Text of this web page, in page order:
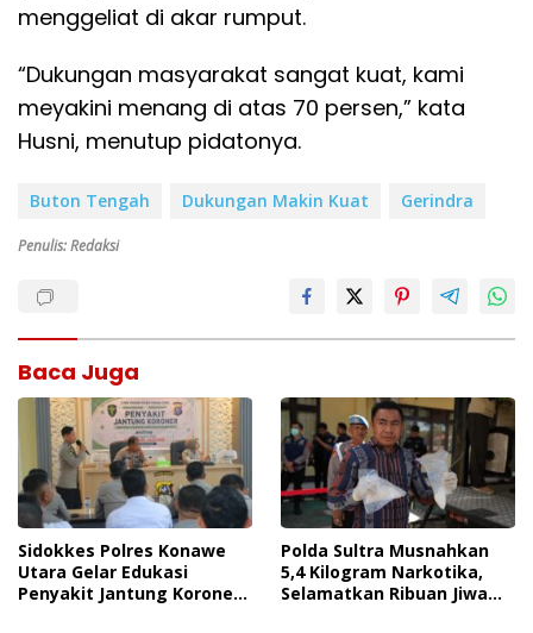
menggeliat di akar rumput.
“Dukungan masyarakat sangat kuat, kami
meyakini menang di atas 70 persen,” kata
Husni, menutup pidatonya.
Buton Tengah Dukungan Makin Kuat Gerindra
Penulis: Redaksi
Baca Juga
Sidokkes Polres Konawe
Utara Gelar Edukasi
Penyakit Jantung Koroner,
Polda Sultra Musnahkan
5,4 Kilogram Narkotika,
Selamatkan Ribuan Jiwa